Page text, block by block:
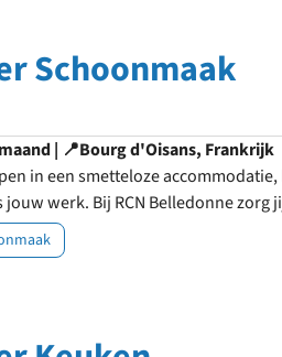
Schoonmaak
| 📍Bourg d'Oisans, Frankrijk
in een smetteloze
werk. Bij RCN Belledonne zorg